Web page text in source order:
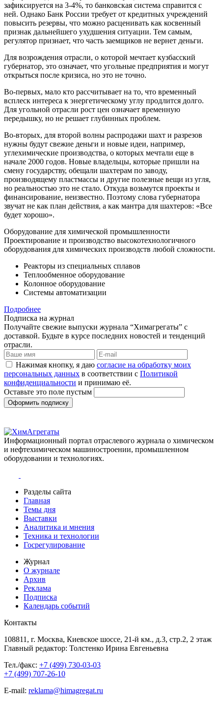
зафиксируется на 3-4%, то банковская система справится с
ней. Однако Банк России требует от кредитных учреждений
повысить резервы, что можно расценивать как косвенный
признак дальнейшего ухудшения ситуации. Тем самым,
регулятор признает, что часть заемщиков не вернет деньги.
Для возрождения отрасли, о которой мечтает кузбасский
губернатор, это означает, что угольные предприятия и могут
открыться после кризиса, но это не точно.
Во-первых, мало кто рассчитывает на то, что временный
всплеск интереса к энергетическому углу продлится долго.
Для угольной отрасли рост цен означает временную
передышку, но не решает глубинных проблем.
Во-вторых, для второй волны распродажи шахт и разрезов
нужны будут свежие деньги и новые идеи, например,
углехимические производства, о которых мечтали еще в
начале 2000 годов. Новые владельцы, которые пришли на
смену государству, обещали шахтерам по заводу,
производящему пластмассы и другие полезные вещи из угля,
но реальностью это не стало. Откуда возьмутся проекты и
финансирование, неизвестно. Поэтому слова губернатора
звучат не как план действия, а как мантра для шахтеров: «Все
будет хорошо».
Оборудование для химической промышленности
Проектирование и производство высокотехнологичного
оборудования для химических производств любой сложности.
Реакторы из специальных сплавов
Теплообменное оборудование
Колонное оборудование
Системы автоматизации
Подробнее
Подписка на журнал
Получайте свежие выпуски журнала “Химагрегаты” с
доставкой. Будьте в курсе последних новостей и тенденций
отрасли.
Нажимая кнопку, я даю согласие на обработку моих
персональных данных в соответствии с Политикой
конфиденциальности и принимаю её.
Оставьте это поле пустым
Оформить подписку
Информационный портал отраслевого журнала о химическом
и нефтехимическом машиностроении, промышленном
оборудовании и технологиях.
Разделы сайта
Главная
Темы дня
Выставки
Аналитика и мнения
Техника и технологии
Госрегулирование
Журнал
О журнале
Архив
Реклама
Подписка
Календарь событий
Контакты
108811, г. Москва, Киевское шоссе, 21-й км., д.3, стр.2, 2 этаж
Главный редактор: Толстенко Ирина Евгеньевна
Тел./факс: +7 (499) 730-03-03
+7 (499) 707-26-10
E-mail: reklama@himagregat.ru